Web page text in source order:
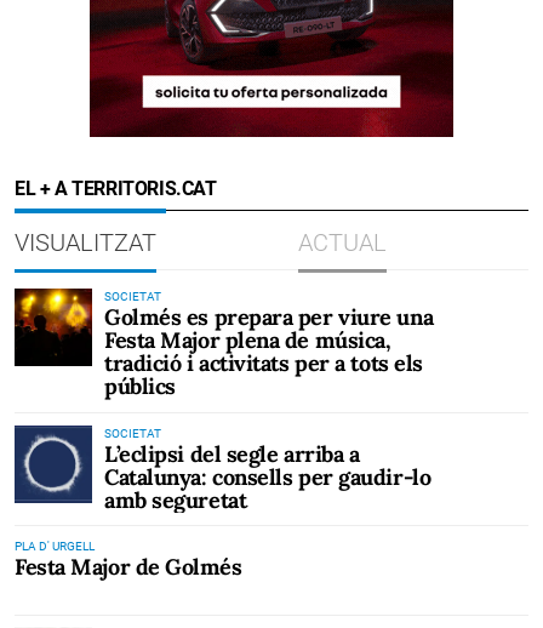
EL + A TERRITORIS.CAT
VISUALITZAT ACTUAL
SOCIETAT
Golmés es prepara per viure una
Festa Major plena de música,
tradició i activitats per a tots els
públics
SOCIETAT
L’eclipsi del segle arriba a
Catalunya: consells per gaudir-lo
amb seguretat
PLA D' URGELL
Festa Major de Golmés